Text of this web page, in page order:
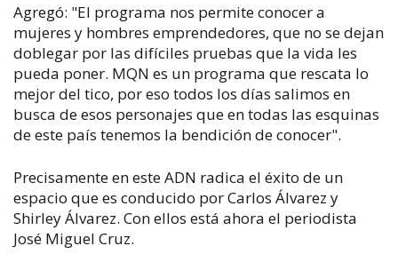
Agregó: "El programa nos permite conocer a
mujeres y hombres emprendedores, que no se dejan
doblegar por las difíciles pruebas que la vida les
pueda poner. MQN es un programa que rescata lo
mejor del tico, por eso todos los días salimos en
busca de esos personajes que en todas las esquinas
de este país tenemos la bendición de conocer".
Precisamente en este ADN radica el éxito de un
espacio que es conducido por Carlos Álvarez y
Shirley Álvarez. Con ellos está ahora el periodista
José Miguel Cruz.